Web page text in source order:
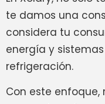
te damos una
considera tu
energía y
refrigeración.
Con este